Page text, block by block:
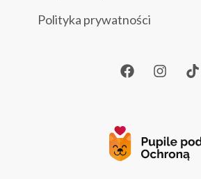
Polityka prywatności